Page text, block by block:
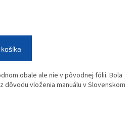
obale ale nie v pôvodnej fólii. Bola
dôvodu vloženia manuálu v Slovenskom